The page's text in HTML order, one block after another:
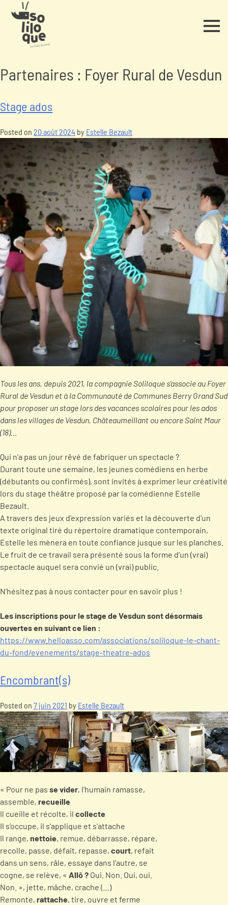
Partenaires : Foyer Rural de Vesdun
Stage ados
Posted on 20 août 2024 by Estelle Bezault
Tous les ans, depuis 2021, la compagnie Soliloque s’associe au Foyer
Rural de Vesdun et à la Communauté de Communes Berry Grand Sud
pour proposer un stage lors des vacances scolaires pour les ados
dans les villages de Vesdun, Châteaumeillant ou encore Saint Maur
(18)…
Qui n’a pas un jour rêvé de fabriquer un spectacle ?
Durant toute une semaine, les jeunes comédiens en herbe
(débutants ou confirmés), sont invités à exprimer leur créativité
lors du stage théâtre proposé par la comédienne Estelle
Bezault.
A travers des jeux d’expression variés et la découverte d’un
texte original tiré du répertoire dramatique contemporain,
Estelle les mènera en toute confiance jusque sur les planches.
Le fruit de ce travail sera présenté sous la forme d’un (vrai)
spectacle auquel sera convié un (vrai) public.
N’hésitez pas à nous contacter pour en savoir plus !
Les inscriptions pour le stage de Vesdun sont désormais
ouvertes en suivant ce lien :
https://www.helloasso.com/associations/soliloque-le-chant-
du-fond/evenements/stage-theatre-ados
Encombrant(s)
Posted on 7 juin 2021 by Estelle Bezault
« Pour ne pas se vider, l’humain ramasse,
assemble, recueille
Il cueille et récolte, il collecte
Il s’occupe, il s’applique et s’attache
Il range, nettoie, remue, débarrasse, répare,
recolle, passe, défait, repasse, court, refait
dans un sens, râle, essaye dans l’autre, se
cogne, se relève, « Allô ? Oui. Non. Oui, oui.
Non. », jette, mâche, crache (…)
Remonte, rattache, tire, ouvre et ferme